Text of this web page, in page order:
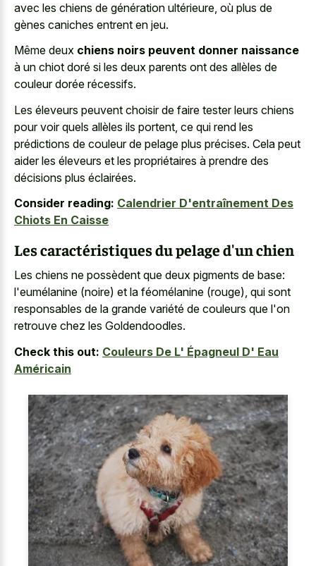
avec les chiens de génération ultérieure, où plus de
gènes caniches entrent en jeu.
Même deux chiens noirs peuvent donner naissance
à un chiot doré si les deux parents ont des allèles de
couleur dorée récessifs.
Les éleveurs peuvent choisir de faire tester leurs chiens
pour voir quels allèles ils portent, ce qui rend les
prédictions de couleur de pelage plus précises. Cela peut
aider les éleveurs et les propriétaires à prendre des
décisions plus éclairées.
Consider reading: Calendrier D'entraînement Des
Chiots En Caisse
Les caractéristiques du pelage d'un chien
Les chiens ne possèdent que deux pigments de base:
l'eumélanine (noire) et la féomélanine (rouge), qui sont
responsables de la grande variété de couleurs que l'on
retrouve chez les Goldendoodles.
Check this out: Couleurs De L' Épagneul D' Eau
Américain